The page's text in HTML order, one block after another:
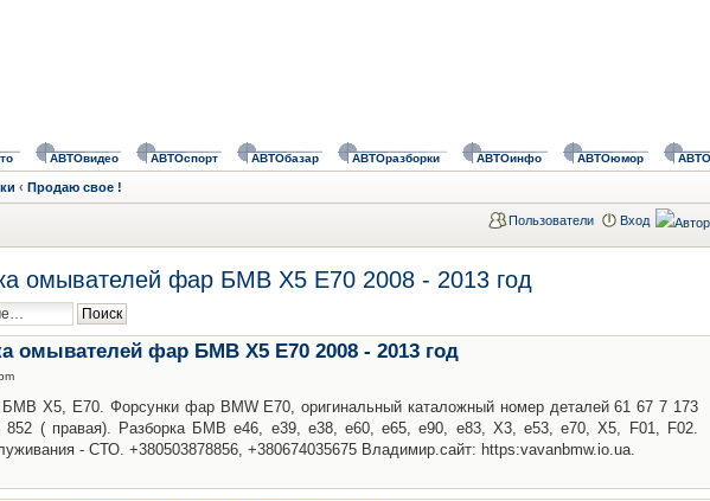
АВТОвидео АВТОспорт АВТОбазар АВТОразборки АВТОинфо АВТОюмор
‹ Продаю свое !
Пользователи Вход
омывателей фар БМВ Х5 Е70 2008 - 2013 год
омывателей фар БМВ Х5 Е70 2008 - 2013 год
Х5, Е70. Форсунки фар BMW E70, оригинальный каталожный номер деталей 61 67 7 173
( правая). Разборка БМВ е46, е39, е38, е60, е65, е90, е83, Х3, е53, е70, Х5, F01, F02.
- СТО. +380503878856, +380674035675 Владимир.сайт: https:vavanbmw.io.ua.